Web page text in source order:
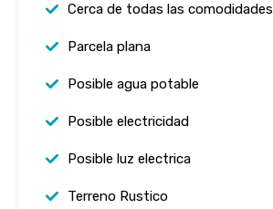
Cerca de todas las comodidades
Parcela plana
Posible agua potable
Posible electricidad
Posible luz electrica
Terreno Rustico